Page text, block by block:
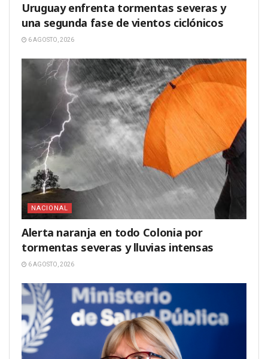
Uruguay enfrenta tormentas severas y
una segunda fase de vientos ciclónicos
6 AGOSTO, 2026
NACIONAL
Alerta naranja en todo Colonia por
tormentas severas y lluvias intensas
6 AGOSTO, 2026